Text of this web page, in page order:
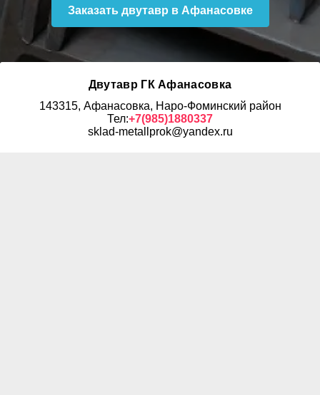
Заказать двутавр в Афанасовке
Двутавр ГК Афанасовка
143315, Афанасовка, Наро-Фоминский район
Тел:+7(985)1880337
sklad-metallprok@yandex.ru